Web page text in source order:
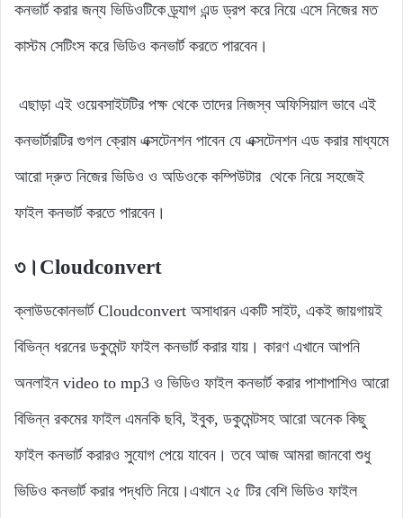
কনভার্ট করার জন্য ভিডিওটিকে ড্র্যাগ এন্ড ড্রপ করে নিয়ে এসে নিজের মত
কাস্টম সেটিংস করে ভিডিও কনভার্ট করতে পারবেন।
এছাড়া এই ওয়েবসাইটটির পক্ষ থেকে তাদের নিজস্ব অফিসিয়াল ভাবে এই
কনভার্টারটির গুগল ক্রোম এক্সটেনশন পাবেন যে এক্সটেনশন এড করার মাধ্যমে
আরো দ্রুত নিজের ভিডিও ও অডিওকে কম্পিউটার থেকে নিয়ে সহজেই
ফাইল কনভার্ট করতে পারবেন।
৩।Cloudconvert
ক্লাউডকোনভার্ট Cloudconvert অসাধারন একটি সাইট, একই জায়গায়ই
বিভিন্ন ধরনের ডকুমেন্ট ফাইল কনভার্ট করার যায়। কারণ এখানে আপনি
অনলাইন video to mp3 ও ভিডিও ফাইল কনভার্ট করার পাশাপাশিও আরো
বিভিন্ন রকমের ফাইল এমনকি ছবি, ইবুক, ডকুমেন্টসহ আরো অনেক কিছু
ফাইল কনভার্ট করারও সুযোগ পেয়ে যাবেন। তবে আজ আমরা জানবো শুধু
ভিডিও কনভার্ট করার পদ্ধতি নিয়ে।এখানে ২৫ টির বেশি ভিডিও ফাইল